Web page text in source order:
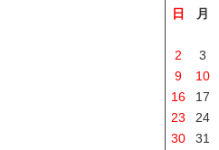
日 月
2
3
9
10
16
17
23
24
30
31